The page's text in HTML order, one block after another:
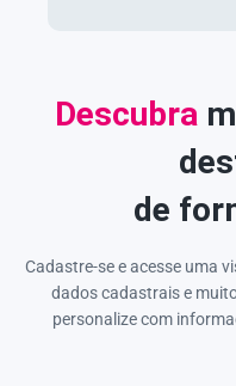
Descubra
de
Cadastre-se e acesse uma
dados cadastrais e
personalize com